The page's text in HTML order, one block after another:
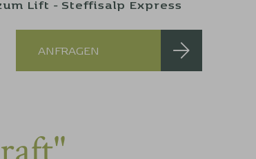
Lift - Steffisalp Express
ANFRAGEN